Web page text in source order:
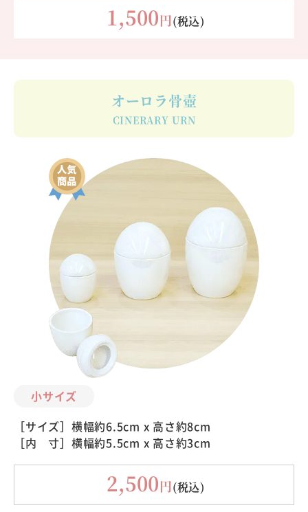
1,500円(税込)
オーロラ骨壺
CINERARY URN
小サイズ
［サイズ］横幅約6.5cm x 高さ約8cm
［内 寸］横幅約5.5cm x 高さ約3cm
2,500円(税込)